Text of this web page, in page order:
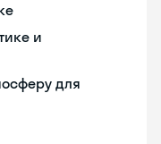
и
для